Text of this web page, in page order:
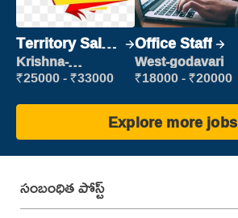
Territory Sales
Manager
Krishna-
vijayawada
₹25000 - ₹33000
Office Staff
West-godavari
₹18000 - ₹20000
Explore more jobs
సంబంధిత పోస్ట్